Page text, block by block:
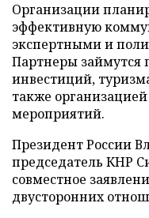
Организации
эффективную
экспертными и
Партнеры займутся
инвестиций,
также
мероприятий.
Президент России
председатель КНР
совместное
двусторонних